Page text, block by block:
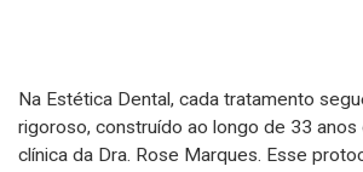
Na Estética Dental, cada tratamento
rigoroso, construído ao longo de 33
clínica da Dra. Rose Marques. Esse